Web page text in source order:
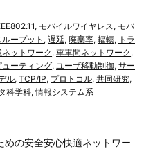
, モバイルワイヤレス , モバ
ループット , 遅延, 廃棄率, 輻輳, トラ
ットワーク , 車車間ネットワーク ,
ーティング, ユーザ移動制御, サー
ル, TCP/IP, プロトコル, 共同研究,
科学科,情報システム系
の安全安心快適ネットワー